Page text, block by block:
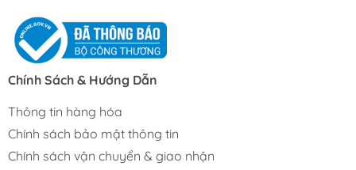
Chính Sách & Hướng Dẫn
Thông tin hàng hóa
Chính sách bảo mật thông tin
Chính sách vận chuyển & giao nhận